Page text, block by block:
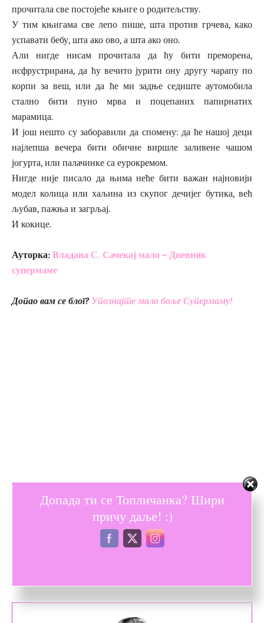
прочитала све постојеће књиге о родитељству.
У тим књигама све лепо пише, шта против грчева, како
успавати бебу, шта ако ово, а шта ако оно.
Али нигде нисам прочитала да ћу бити преморена,
исфрустрирана, да ћу вечито јурити ону другу чарапу по
корпи за веш, или да ће ми задње седиште аутомобила
стално бити пуно мрва и поцепаних папирнатих
марамица.
И још нешто су заборавили да спомену: да ће нашој деци
најлепша вечера бити обичне виршле заливене чашом
јогурта, или палачинке са еурокремом.
Нигде није писало да њима неће бити важан најновији
модел колица или хаљина из скупог дечијег бутика, већ
љубав, пажња и загрљај.
И кокице.
Ауторка: Владана С. Сачекај мало – Дневник
супермаме
Допао вам се блог? Упознајте мало боље Супермаму!
Допада ти се Топличанка? Шири
причу даље! :)